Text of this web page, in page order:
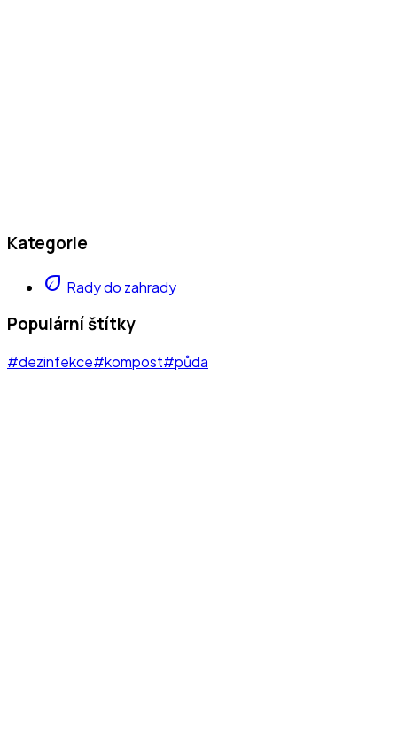
Kategorie
eco Rady do zahrady
Populární štítky
#dezinfekce#kompost#půda